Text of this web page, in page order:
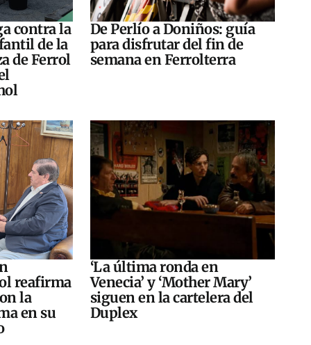
contra la
de la
de Ferrol
De Perlío a Doniños: guía
para disfrutar del fin de
semana en Ferrolterra
reafirma
la
en su
‘La última ronda en
Venecia’ y ‘Mother Mary’
siguen en la cartelera del
Duplex